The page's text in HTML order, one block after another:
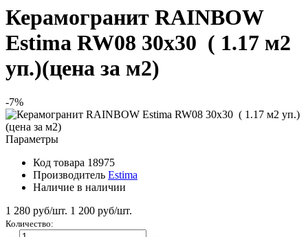
Керамогранит RAINBOW
Estima RW08 30x30 ( 1.17 м2
уп.)(цена за м2)
-7%
Параметры
Код товара 18975
Производитель Estima
Наличие в наличии
1 280 руб/шт. 1 200 руб/шт.
Количество: